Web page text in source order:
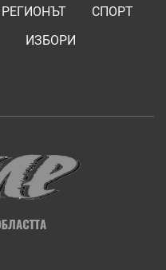
РЕГИОНЪТ
СПОРТ
ИЗБОРИ